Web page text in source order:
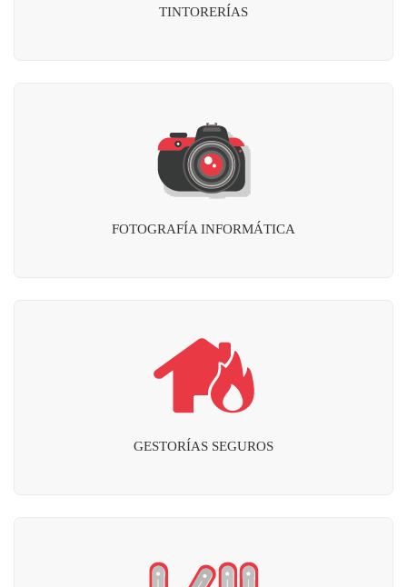
TINTORERÍAS
FOTOGRAFÍA INFORMÁTICA
GESTORÍAS SEGUROS